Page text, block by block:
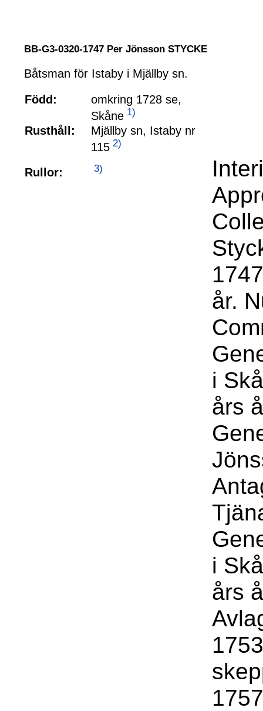
BB-G3-0320-1747 Per Jönsson STYCKE
Båtsman för Istaby i Mjällby sn.
Född:
omkring 1728 se,
Skåne 1)
Rusthåll:
Mjällby sn, Istaby nr
115 2)
Rullor: 3)
år.
i
års
i
års